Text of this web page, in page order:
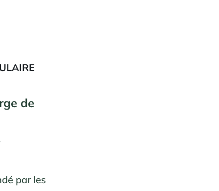
de
par les